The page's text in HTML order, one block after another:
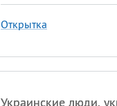
Открытка
Украинские люди,